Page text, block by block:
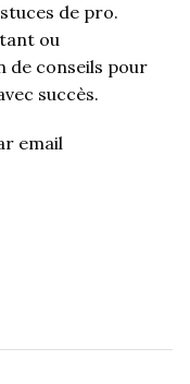
de pro.
ou
de conseils pour
succès.
email